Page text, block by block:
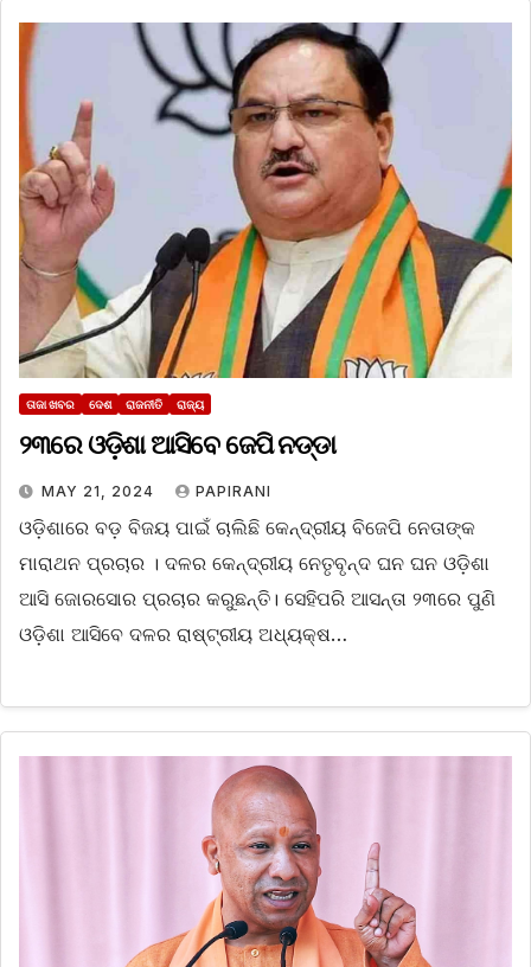
ତାଜା ଖବର ଦେଶ ରାଜନୀତି ରାଜ୍ୟ
୨୩ରେ ଓଡ଼ିଶା ଆସିବେ ଜେପି ନଡ୍ଡା
MAY 21, 2024 PAPIRANI
ଓଡ଼ିଶାରେ ବଡ଼ ବିଜୟ ପାଇଁ ଚାଲିଛି କେନ୍ଦ୍ରୀୟ ବିଜେପି ନେତାଙ୍କ
ମାରାଥନ ପ୍ରଚାର । ଦଳର କେନ୍ଦ୍ରୀୟ ନେତୃବୃନ୍ଦ ଘନ ଘନ ଓଡ଼ିଶା
ଆସି ଜୋରସୋର ପ୍ରଚାର କରୁଛନ୍ତି। ସେହିପରି ଆସନ୍ତା ୨୩ରେ ପୁଣି
ଓଡ଼ିଶା ଆସିବେ ଦଳର ରାଷ୍ଟ୍ରୀୟ ଅଧ୍ୟକ୍ଷ…